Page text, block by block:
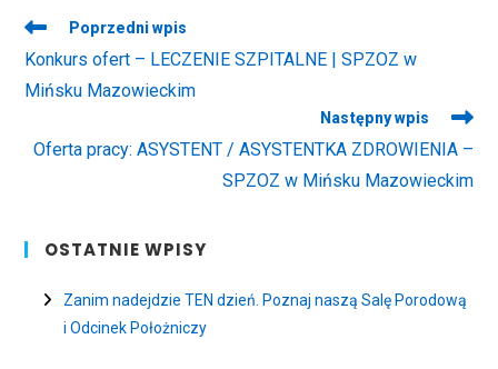
Read
articles
Poprzedni wpis
Konkurs ofert – LECZENIE SZPITALNE | SPZOZ w
Mińsku Mazowieckim
Następny wpis
Oferta pracy: ASYSTENT / ASYSTENTKA ZDROWIENIA –
SPZOZ w Mińsku Mazowieckim
OSTATNIE WPISY
Zanim nadejdzie TEN dzień. Poznaj naszą Salę Porodową
i Odcinek Położniczy